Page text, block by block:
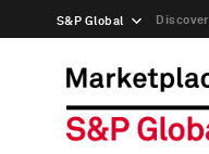
S&P Global